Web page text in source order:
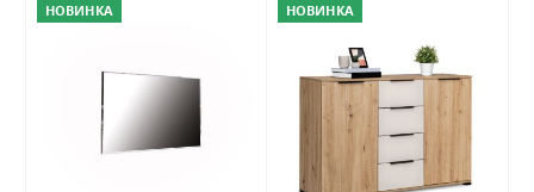
НОВИНКА НОВИНКА